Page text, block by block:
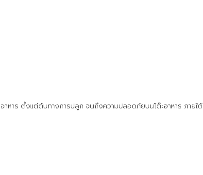
หาร ตั้งแต่ต้นทางการปลูก จนถึงความปลอดภัยบนโต๊ะอาหาร ภายใต้